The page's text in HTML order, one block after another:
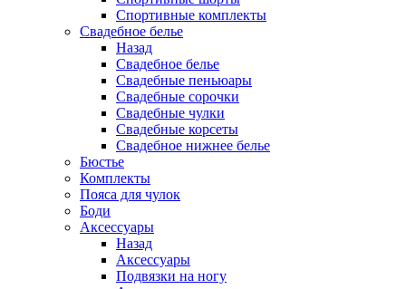
Спортивные комплекты
Свадебное белье
Назад
Свадебное белье
Свадебные пеньюары
Свадебные сорочки
Свадебные чулки
Свадебные корсеты
Свадебное нижнее белье
Бюстье
Комплекты
Пояса для чулок
Боди
Аксессуары
Назад
Аксессуары
Подвязки на ногу